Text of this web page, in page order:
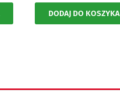
DODAJ DO KOSZYKA